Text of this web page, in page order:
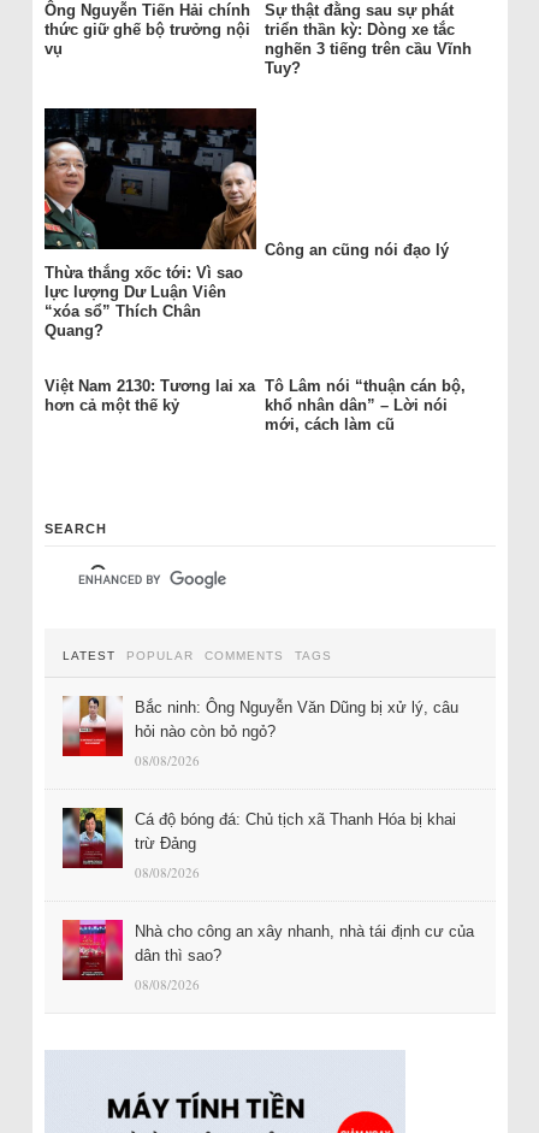
Ông Nguyễn Tiến Hải chính
thức giữ ghế bộ trưởng nội
vụ
Sự thật đằng sau sự phát
triển thần kỳ: Dòng xe tắc
nghẽn 3 tiếng trên cầu Vĩnh
Tuy?
Thừa thắng xốc tới: Vì sao
lực lượng Dư Luận Viên
“xóa sổ” Thích Chân
Quang?
Công an cũng nói đạo lý
Việt Nam 2130: Tương lai xa
hơn cả một thế kỷ
Tô Lâm nói “thuận cán bộ,
khổ nhân dân” – Lời nói
mới, cách làm cũ
SEARCH
LATEST POPULAR COMMENTS TAGS
Bắc ninh: Ông Nguyễn Văn Dũng bị xử lý, câu
hỏi nào còn bỏ ngỏ?
08/08/2026
Cá độ bóng đá: Chủ tịch xã Thanh Hóa bị khai
trừ Đảng
08/08/2026
Nhà cho công an xây nhanh, nhà tái định cư của
dân thì sao?
08/08/2026